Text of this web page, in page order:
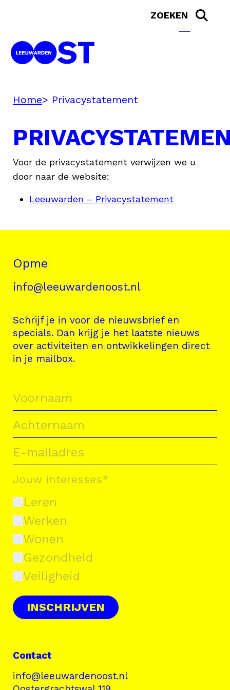
Home Privacystatement
Voor de privacystatement verwijzen we u
door naar de website:
Leeuwarden – Privacystatement
Opmer
info@leeuwardenoost.nl
Schrijf je in voor de nieuwsbrief en
specials. Dan krijg je het laatste nieuws
over activiteiten en ontwikkelingen direct
in je mailbox.
Jouw interesses*
Leren
Werken
Wonen
Gezondheid
Veiligheid
INSCHRIJVEN
Contact
info@leeuwardenoost.nl